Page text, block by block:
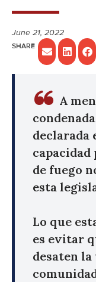
June 21, 2022
A
declarada
de fuego
esta
Lo que
es evitar
desaten